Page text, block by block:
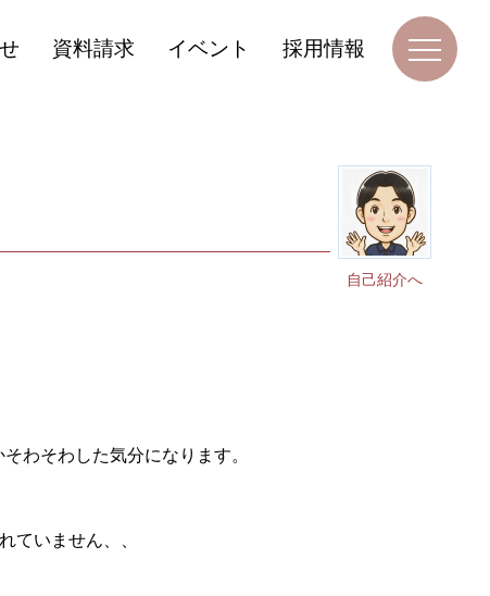
資料請求 イベント 採用情報
自己紹介へ
わそわした気分になります。
ていません、、